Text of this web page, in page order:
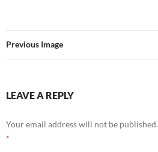
Previous Image
LEAVE A REPLY
Your email address will not be published.
*